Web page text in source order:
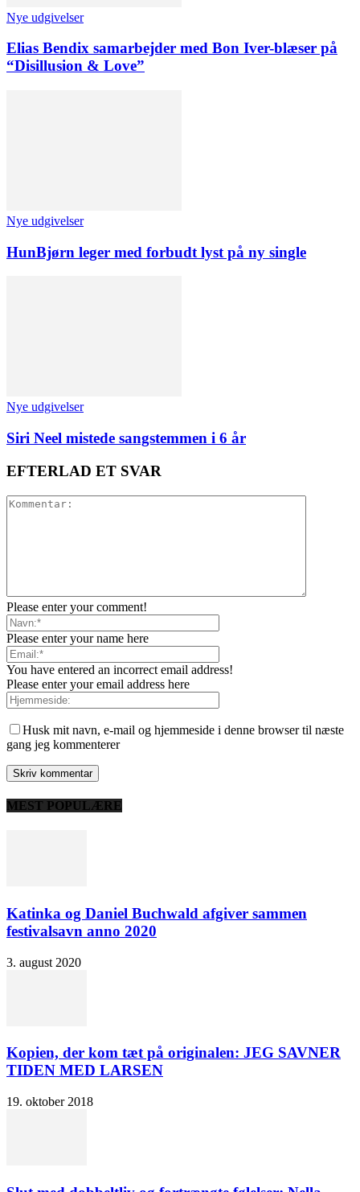
Nye udgivelser
Elias Bendix samarbejder med Bon Iver-blæser på
“Disillusion & Love”
Nye udgivelser
HunBjørn leger med forbudt lyst på ny single
Nye udgivelser
Siri Neel mistede sangstemmen i 6 år
EFTERLAD ET SVAR
Please enter your comment!
Please enter your name here
You have entered an incorrect email address!
Please enter your email address here
Husk mit navn, e-mail og hjemmeside i denne browser til næste
gang jeg kommenterer
MEST POPULÆRE
Katinka og Daniel Buchwald afgiver sammen
festivalsavn anno 2020
3. august 2020
Kopien, der kom tæt på originalen: JEG SAVNER
TIDEN MED LARSEN
19. oktober 2018